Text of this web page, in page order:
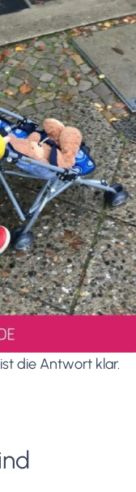
die Antwort klar.